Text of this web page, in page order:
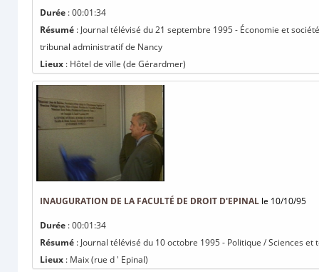
Durée : 00:01:34
Résumé : Journal télévisé du 21 septembre 1995 - Économie et
tribunal administratif de Nancy
Lieux : Hôtel de ville (de Gérardmer)
INAUGURATION DE LA FACULTÉ DE DROIT D'EPINAL le 10/10/95
Durée : 00:01:34
Résumé : Journal télévisé du 10 octobre 1995 - Politique / Sciences
Lieux : Maix (rue d ' Epinal)